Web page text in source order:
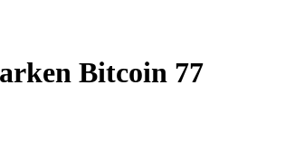
Bitcoin 77